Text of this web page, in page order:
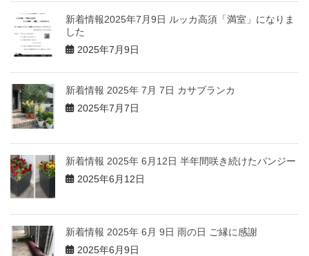
新着情報2025年7月9日 ルッカ高須「満室」になりま
した
2025年7月9日
新着情報 2025年 7月 7日 カサブランカ
2025年7月7日
新着情報 2025年 6月12日 半年間咲き続けたパンジー
2025年6月12日
新着情報 2025年 6月 9日 雨の日 ご縁に感謝
2025年6月9日